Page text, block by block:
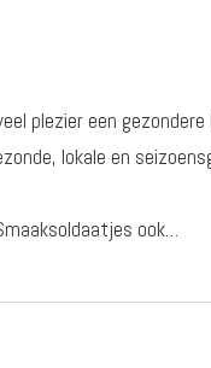
plezier een gezondere
lokale en
ook…